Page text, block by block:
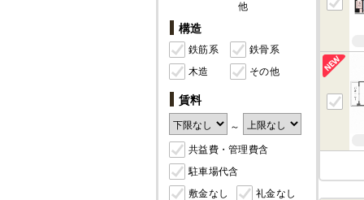
他
構造
鉄筋系
鉄骨系
木造
その他
賃料
～
共益費・管理費含
駐車場代含
敷金なし
礼金なし